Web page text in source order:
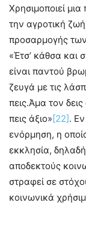
Χρησιμοποιεί
την αγροτική
προσαρμογής
«Έτσ’ κάθσα και
είναι παντού
ζευγά με τις
πεις.Άμα τον
πεις άξιο» [22].
ενόρμηση, η
εκκλησία,
αποδεκτούς
στραφεί σε
κοινωνικά